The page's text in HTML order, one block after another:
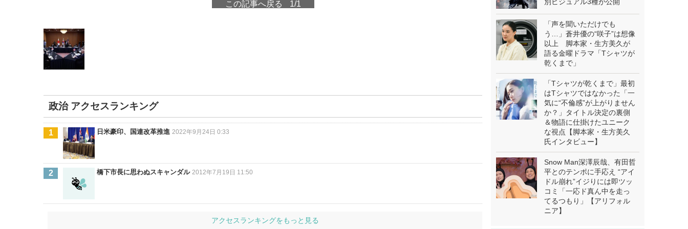
この記事へ戻る 1/1
政治 アクセスランキング
日米豪印、国連改革推進 2022年9月24日 0:33
橋下市長に思わぬスキャンダル 2012年7月19日 11:50
アクセスランキングをもっと見る
「声を聞いただけでも
う…」蒼井優の“咲子”は想像
以上 脚本家・生方美久が
語る金曜ドラマ「Tシャツが
乾くまで」
「Tシャツが乾くまで」最初
はTシャツではなかった「一
気に“不倫感”が上がりません
か？」タイトル決定の裏側
＆物語に仕掛けたユニーク
な視点【脚本家・生方美久
氏インタビュー】
Snow Man深澤辰哉、有田哲
平とのテンポに手応え “アイ
ドル崩れ”イジりには即ツッ
コミ「一応ド真ん中を走っ
てるつもり」【アリフォル
ニア】